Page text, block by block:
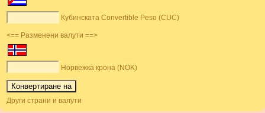
Кубинската Convertible Peso (CUC)
<== Разменени валути ==>
Норвежка крона (NOK)
Други страни и валути